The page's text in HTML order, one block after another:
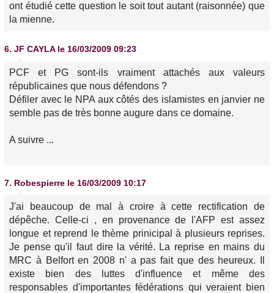
ont étudié cette question le soit tout autant (raisonnée) que
la mienne.
6. JF CAYLA le 16/03/2009 09:23
PCF et PG sont-ils vraiment attachés aux valeurs
républicaines que nous défendons ?
Défiler avec le NPA aux côtés des islamistes en janvier ne
semble pas de très bonne augure dans ce domaine.
A suivre ...
7. Robespierre le 16/03/2009 10:17
J'ai beaucoup de mal à croire à cette rectification de
dépêche. Celle-ci , en provenance de l'AFP est assez
longue et reprend le thème prinicipal à plusieurs reprises.
Je pense qu'il faut dire la vérité. La reprise en mains du
MRC à Belfort en 2008 n' a pas fait que des heureux. Il
existe bien des luttes d'influence et même des
responsables d'importantes fédérations qui veraient bien